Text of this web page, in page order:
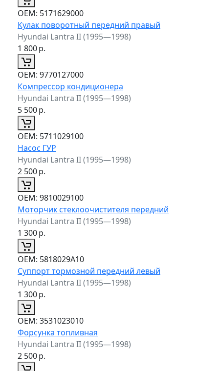
ОЕМ: 5171629000
Кулак поворотный передний правый
Hyundai Lantra II (1995—1998)
1 800р.
ОЕМ: 9770127000
Компрессор кондиционера
Hyundai Lantra II (1995—1998)
5 500р.
ОЕМ: 5711029100
Насос ГУР
Hyundai Lantra II (1995—1998)
2 500р.
ОЕМ: 9810029100
Моторчик стеклоочистителя передний
Hyundai Lantra II (1995—1998)
1 300р.
ОЕМ: 5818029A10
Суппорт тормозной передний левый
Hyundai Lantra II (1995—1998)
1 300р.
ОЕМ: 3531023010
Форсунка топливная
Hyundai Lantra II (1995—1998)
2 500р.